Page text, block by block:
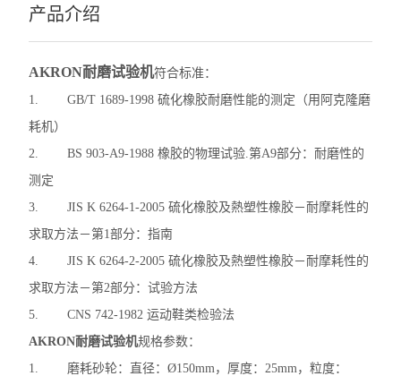
产品介绍
AKRON耐磨试验机符合标准：
1. GB/T 1689-1998 硫化橡胶耐磨性能的测定（用阿克隆磨
耗机）
2. BS 903-A9-1988 橡胶的物理试验.第A9部分：耐磨性的
测定
3. JIS K 6264-1-2005 硫化橡胶及熱塑性橡胶－耐摩耗性的
求取方法－第1部分：指南
4. JIS K 6264-2-2005 硫化橡胶及熱塑性橡胶－耐摩耗性的
求取方法－第2部分：试验方法
5. CNS 742-1982 运动鞋类检验法
AKRON耐磨试验机规格参数：
1. 磨耗砂轮：直径：Ø150mm，厚度：25mm，粒度：